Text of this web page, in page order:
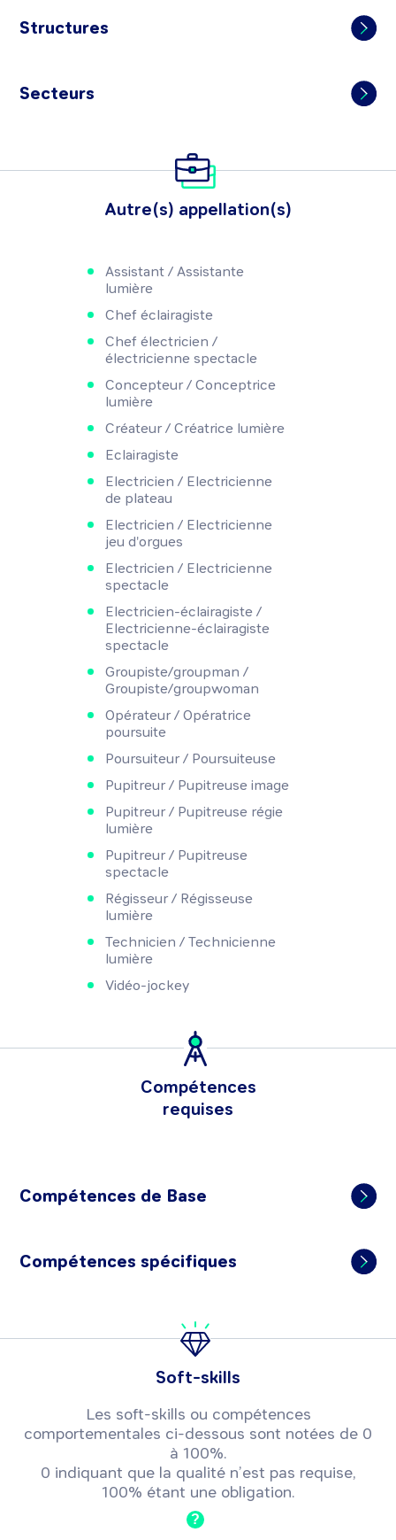
Structures
Secteurs
Autre(s) appellation(s)
Assistant / Assistante
lumière
Chef éclairagiste
Chef électricien /
électricienne spectacle
Concepteur / Conceptrice
lumière
Créateur / Créatrice lumière
Eclairagiste
Electricien / Electricienne
de plateau
Electricien / Electricienne
jeu d'orgues
Electricien / Electricienne
spectacle
Electricien-éclairagiste /
Electricienne-éclairagiste
spectacle
Groupiste/groupman /
Groupiste/groupwoman
Opérateur / Opératrice
poursuite
Poursuiteur / Poursuiteuse
Pupitreur / Pupitreuse image
Pupitreur / Pupitreuse régie
lumière
Pupitreur / Pupitreuse
spectacle
Régisseur / Régisseuse
lumière
Technicien / Technicienne
lumière
Vidéo-jockey
Compétences
requises
Compétences de Base
Compétences spécifiques
Soft-skills
Les soft-skills ou compétences
comportementales ci-dessous sont notées de 0
à 100%.
0 indiquant que la qualité n’est pas requise,
100% étant une obligation.
?